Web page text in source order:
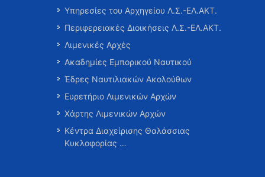
Υπηρεσίες του Αρχηγείου Λ.Σ.-ΕΛ.ΑΚΤ.
Περιφερειακές Διοικήσεις Λ.Σ.-ΕΛ.ΑΚΤ.
Λιμενικές Αρχές
Ακαδημίες Εμπορικού Ναυτικού
Έδρες Ναυτιλιακών Ακολούθων
Ευρετήριο Λιμενικών Αρχών
Χάρτης Λιμενικών Αρχών
Κέντρα Διαχείρισης Θαλάσσιας
Κυκλοφορίας …